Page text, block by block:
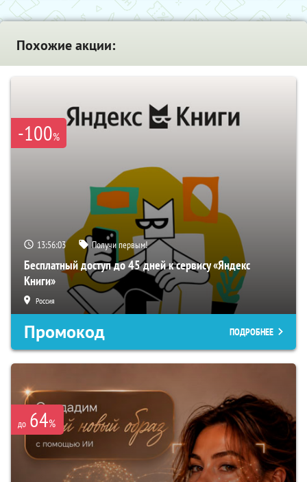
Похожие акции:
-100%
13:56:02 Получи первым!
Бесплатный доступ до 45 дней к сервису «Яндекс
Книги»
Россия
Промокод ПОДРОБНЕЕ
до 64%